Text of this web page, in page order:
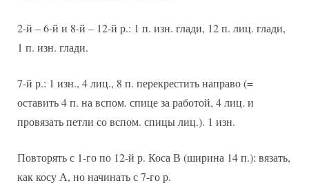
2-й – 6-й и 8-й – 12-й р.: 1 п. изн. глади, 12 п. лиц. глади,
1 п. изн. глади.
7-й р.: 1 изн., 4 лиц., 8 п. перекрестить направо (=
оставить 4 п. на вспом. спице за работой, 4 лиц. и
провязать петли со вспом. спицы лиц.). 1 изн.
Повторять с 1-го по 12-й р. Коса В (ширина 14 п.): вязать,
как косу А, но начинать с 7-го р.